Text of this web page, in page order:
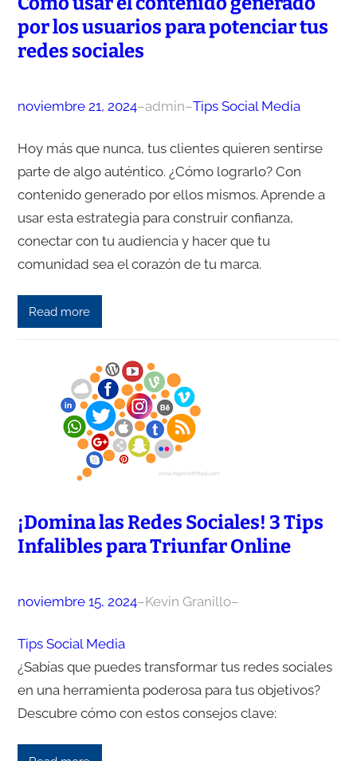
por los usuarios para potenciar tus
redes sociales
noviembre 21, 2024–admin–Tips Social Media
Hoy más que nunca, tus clientes quieren sentirse
parte de algo auténtico. ¿Cómo lograrlo? Con
contenido generado por ellos mismos. Aprende a
usar esta estrategia para construir confianza,
conectar con tu audiencia y hacer que tu
comunidad sea el corazón de tu marca.
Read more
¡Domina las Redes Sociales! 3 Tips
Infalibles para Triunfar Online
noviembre 15, 2024–Kevin Granillo–
Tips Social Media
¿Sabías que puedes transformar tus redes sociales
en una herramienta poderosa para tus objetivos?
Descubre cómo con estos consejos clave: